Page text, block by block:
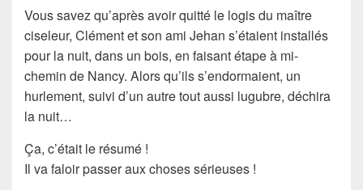
Vous savez qu’après avoir quitté le logis du maître
ciseleur, Clément et son ami Jehan s’étaient installés
pour la nuit, dans un bois, en faisant étape à mi-
chemin de Nancy. Alors qu’ils s’endormaient, un
hurlement, suivi d’un autre tout aussi lugubre, déchira
la nuit…
Ça, c’était le résumé !
Il va faloir passer aux choses sérieuses !